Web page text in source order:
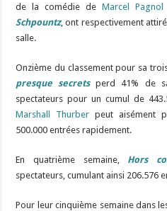
de la comédie deMarcel Pagnol
Schpountz, ont respectivement
salle.
Onzième du classement pour sa
presque secretsperd 41% de
spectateurs pour un cumul de
Marshall Thurber peut aisément
500.000 entrées rapidement.
En quatrième semaine, Hors
spectateurs, cumulant ainsi 206.576
Pour leur cinquième semaine dans